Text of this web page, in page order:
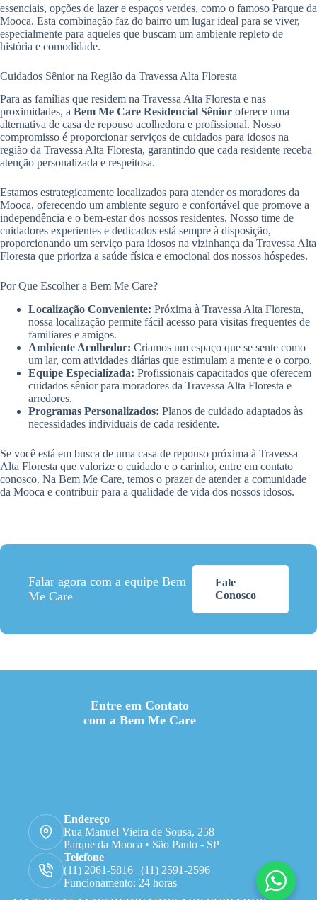
essenciais, opções de lazer e espaços verdes, como o famoso Parque da
Mooca. Esta combinação faz do bairro um lugar ideal para se viver,
especialmente para aqueles que buscam um ambiente repleto de
história e comodidade.
Cuidados Sênior na Região da Travessa Alta Floresta
Para as famílias que residem na Travessa Alta Floresta e nas
proximidades, a Bem Me Care Residencial Sênior oferece uma
alternativa de casa de repouso acolhedora e profissional. Nosso
compromisso é proporcionar serviços de cuidados para idosos na
região da Travessa Alta Floresta, garantindo que cada residente receba
atenção personalizada e respeitosa.
Estamos estrategicamente localizados para atender os moradores da
Mooca, oferecendo um ambiente seguro e confortável que promove a
independência e o bem-estar dos nossos residentes. Nosso time de
cuidadores experientes e dedicados está sempre à disposição,
proporcionando um serviço para idosos na vizinhança da Travessa Alta
Floresta que prioriza a saúde física e emocional dos nossos hóspedes.
Por Que Escolher a Bem Me Care?
Localização Conveniente: Próxima à Travessa Alta Floresta,
nossa localização permite fácil acesso para visitas frequentes de
familiares e amigos.
Ambiente Acolhedor: Criamos um espaço que se sente como
um lar, com atividades diárias que estimulam a mente e o corpo.
Equipe Especializada: Profissionais capacitados que oferecem
cuidados sênior para moradores da Travessa Alta Floresta e
arredores.
Programas Personalizados: Planos de cuidado adaptados às
necessidades individuais de cada residente.
Se você está em busca de uma casa de repouso próxima à Travessa
Alta Floresta que valorize o cuidado e o carinho, entre em contato
conosco. Na Bem Me Care, temos o prazer de atender a comunidade
da Mooca e contribuir para a qualidade de vida dos nossos idosos.
Falar agora com a equipe Bem
Me Care
Fale
Conosco
Entre em Contato
com a Bem Me Care
Endereço
Rua Manuel Vieira de Sousa, 258
Parque da Mooca • São Paulo - SP
Telefone
(11) 2061-5816 | (11) 2591-2596
Funcionamento: 24 horas